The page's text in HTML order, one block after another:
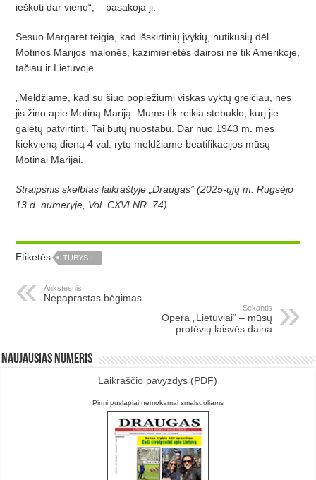
ieškoti dar vieno“, – pasakoja ji.
Sesuo Margaret teigia, kad išskirtinių įvykių, nutikusių dėl
Motinos Marijos malonės, kazimierietės dairosi ne tik Amerikoje,
tačiau ir Lietuvoje.
„Meldžiame, kad su šiuo popiežiumi viskas vyktų greičiau, nes
jis žino apie Motiną Mariją. Mums tik reikia stebuklo, kurį jie
galėtų patvirtinti. Tai būtų nuostabu. Dar nuo 1943 m. mes
kiekvieną dieną 4 val. ryto meldžiame beatifikacijos mūsų
Motinai Marijai.
Straipsnis skelbtas laikraštyje „Draugas” (2025-ųjų m. Rugsėjo
13 d. numeryje, Vol. CXVI NR. 74)
Etiketės TUBYS-L.
Ankstesnis
Nepaprastas bėgimas
Sekantis
Opera „Lietuviai“ – mūsų
protėvių laisvės daina
Naujausias numeris
Laikraščio pavyzdys (PDF)
Pirmi puslapiai nemokamai smalsuoliams